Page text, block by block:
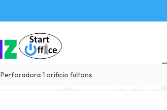
Perforadora 1 orificio fultons